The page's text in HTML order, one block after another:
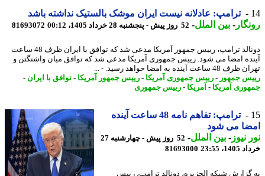
ترامپ: عادلانه نیست ایران موشک بالستیک نداشته باشد
-بین الملل-52 روز پیش - پنجشنبه 28 خرداد 1405، 00:12 81693072
دونالد ترامپ، رییس جمهور آمریکا مدعی شد که توافق با ایران ظرف 48 ساعت
امضا می شود. رییس جمهوری آمریکا مدعی شد که توافق میان واشنگتن و
ساعت آینده به امضا خواهد رسید. - ...
جمهور-رییس جمهوری آمریکا- رییس جمهور آمریکا- توافق با ایران -
آمریکا- آمریکا- رییس جمهوری
ترامپ: تفاهم نامه 48 ساعت آینده
می شود
نیوز-بین الملل-
52 روز پیش - چهارشنبه 27
23:55
81693000
شبکه الجزیره، دونالد ترامپ، رییس